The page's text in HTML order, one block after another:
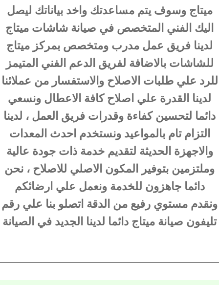
ميتاج وسوف يتم مساعدتك واخد بياناتك ليصل
اليك الفني المتخصص في صيانة شاشات ميتاج
لدينا فريق عمل مدرب ومتخصص بمركز ميتاج
للشاشات بالاضافة لفريق الدعم الفني المتيمز
للرد علي طلبات الاصلاح والاستفسار من عملائنا
لدينا القدرة علي اصلاح كافة الاعطال ونسعي
دائما لتحسين كفاءة وقدرات فريق العمل ، لدينا
التزام تام بالمواعيد ونستخدم احدث المعدات
والاجهزة الحديثة لتقديم خدمة ذات جودة عالية
وملتزمين بتوفير المكون الاصلي للاصلاح ، نحن
دائما جاهزون للخدمة ونعمل علي ارضائكم
ونقدم مستوي رفيع من الدقة اتصلو بنا علي رقم
تليفون صيانة ميتاج دائما لدينا الجديد في الصيانة